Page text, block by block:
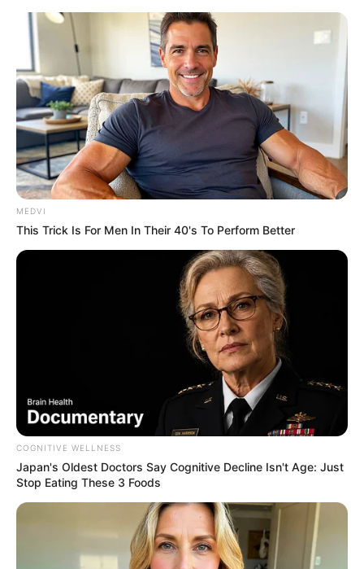
MEDVI
This Trick Is For Men In Their 40's To Perform Better
COGNITIVE WELLNESS
Japan's Oldest Doctors Say Cognitive Decline Isn't Age: Just
Stop Eating These 3 Foods